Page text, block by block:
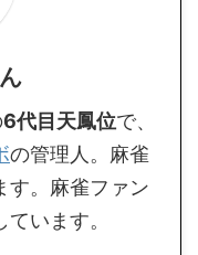
6代目天鳳位で、
の管理人。麻雀
す。麻雀ファン
います。